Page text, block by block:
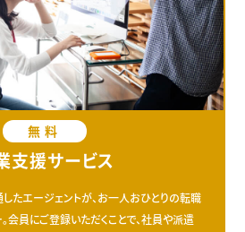
無料
支援サービス
たエージェントが、お一人おひとりの転職
会員にご登録いただくことで、社員や派遣